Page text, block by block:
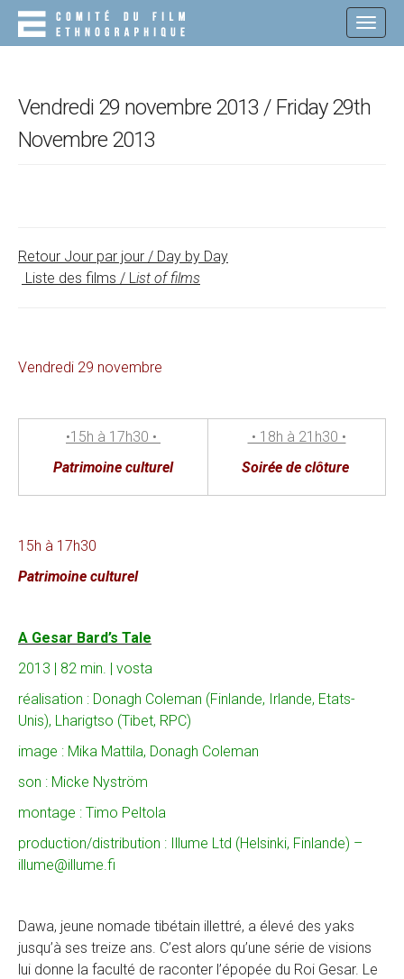
Vendredi 29 novembre 2013 / Friday 29th
Novembre 2013
Retour Jour par jour / Day by Day
Liste des films / List of films
Vendredi 29 novembre
•15h à 17h30 •
Patrimoine culturel
• 18h à 21h30 •
Soirée de clôture
15h à 17h30
Patrimoine culturel
A Gesar Bard’s Tale
2013 | 82 min. | vosta
réalisation : Donagh Coleman (Finlande, Irlande, Etats-
Unis), Lharigtso (Tibet, RPC)
image : Mika Mattila, Donagh Coleman
son : Micke Nyström
montage : Timo Peltola
production/distribution : Illume Ltd (Helsinki, Finlande) –
illume@illume.fi
Dawa, jeune nomade tibétain illettré, a élevé des yaks
jusqu’à ses treize ans. C’est alors qu’une série de visions
lui donne la faculté de raconter l’épopée du Roi Gesar. Le